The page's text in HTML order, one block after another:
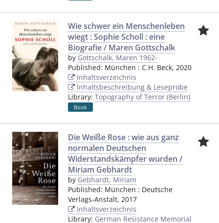
Wie schwer ein Menschenleben
wiegt : Sophie Scholl : eine
Biografie / Maren Gottschalk
by Gottschalk, Maren 1962-
Published: München : C.H. Beck, 2020
Inhaltsverzeichnis
Inhaltsbeschreibung & Leseprobe
Library: Topography of Terror (Berlin)
Book
Die Weiße Rose : wie aus ganz
normalen Deutschen
Widerstandskämpfer wurden /
Miriam Gebhardt
by Gebhardt, Miriam
Published: München : Deutsche
Verlags-Anstalt, 2017
Inhaltsverzeichnis
Library: German Resistance Memorial